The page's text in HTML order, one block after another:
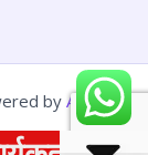
by Astra